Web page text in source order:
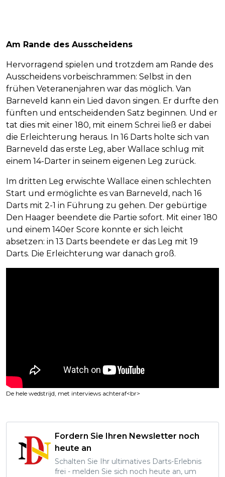
Am Rande des Ausscheidens
Hervorragend spielen und trotzdem am Rande des
Ausscheidens vorbeischrammen: Selbst in den
frühen Veteranenjahren war das möglich. Van
Barneveld kann ein Lied davon singen. Er durfte den
fünften und entscheidenden Satz beginnen. Und er
tat dies mit einer 180, mit einem Schrei ließ er dabei
die Erleichterung heraus. In 16 Darts holte sich van
Barneveld das erste Leg, aber Wallace schlug mit
einem 14-Darter in seinem eigenen Leg zurück.
Im dritten Leg erwischte Wallace einen schlechten
Start und ermöglichte es van Barneveld, nach 16
Darts mit 2-1 in Führung zu gehen. Der gebürtige
Den Haager beendete die Partie sofort. Mit einer 180
und einem 140er Score konnte er sich leicht
absetzen: in 13 Darts beendete er das Leg mit 19
Darts. Die Erleichterung war danach groß.
De hele wedstrijd, met interviews achteraf<br>
Fordern Sie Ihren Newsletter noch
heute an
Schalten Sie Ihr ultimatives Darts-Erlebnis
frei - melden Sie sich noch heute an, um